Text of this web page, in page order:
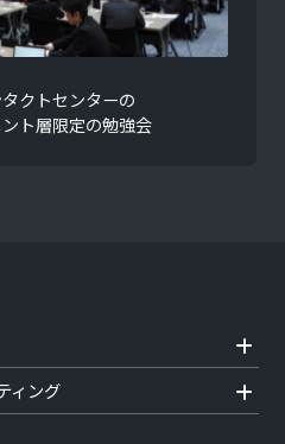
クトセンターの
ト層限定の勉強会
ィング